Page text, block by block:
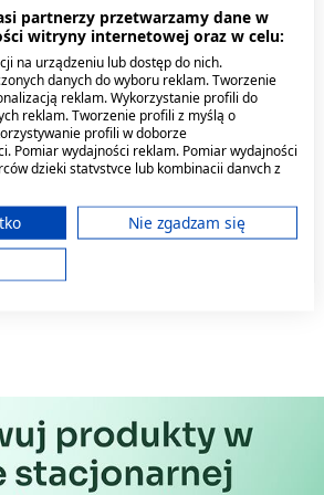
szt.
Hepatil Slim, tabl., 60szt
22,19 zł
Witamina K2mk7, krople,
30 ml
29,29 zł
partnerzy przetwarzamy dane w
witryny internetowej oraz w celu:
na urządzeniu lub dostęp do nich.
danych do wyboru reklam. Tworzenie
reklam. Wykorzystanie profili do
reklam. Tworzenie profili z myślą o
profili w doborze
Pomiar wydajności reklam. Pomiar wydajności
dzięki statystyce lub kombinacji danych z
wyboru treści.
poza Unię Europejską i wysyłane do USA.
dotyczą wyłącznie tej witryny/aplikacji.
(11 dostawców IAB)
ograniczonych danych do
Nie zgadzam się